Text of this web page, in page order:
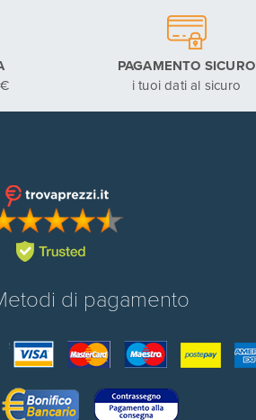
PAGAMENTO SICURO
i tuoi dati al sicuro
di pagamento